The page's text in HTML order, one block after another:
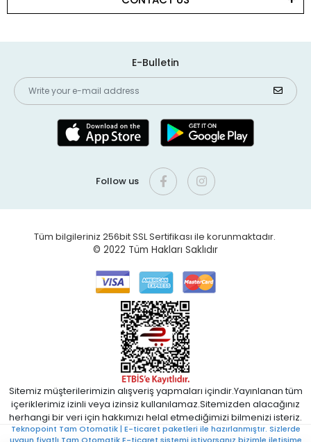
E-Bulletin
Follow us
Tüm bilgileriniz 256bit SSL Sertifikası ile korunmaktadır.
© 2022 Tüm Hakları Saklıdır
Sitemiz müşterilerimizin alışveriş yapmaları içindir.Yayınlanan tüm
içeriklerimiz izinli veya izinsiz kullanılamaz.Sitemizden alacağınız
herhangi bir veri için hakkımızı helal etmediğimizi bilmenizi isteriz.
Teknopoint Tam Otomatik | E-ticaret paketleri ile hazırlanmıştır. Sizlerde
uygun fiyatlı Tam Otomatik E-ticaret sistemi istiyorsanız bizimle iletişime